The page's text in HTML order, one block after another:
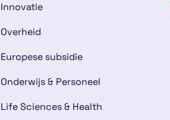
Innovatie
Overheid
Europese subsidie
Onderwijs & Personeel
Life Sciences & Health